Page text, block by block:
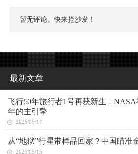
暂无评论。快来抢沙发！
最新文章
飞行50年旅行者1号再获新生！
年的主引擎
2025/05/17
从“地狱”行星带样品回家？中国瞄准
2025/05/15